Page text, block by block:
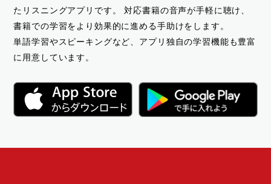
たリスニングアプリです。
対応書籍の音声が手軽に聴け、
書籍での学習をより効果的に進める手助けをします。
単語学習やスピーキングなど、アプリ独自の学習機能も豊富
に用意しています。